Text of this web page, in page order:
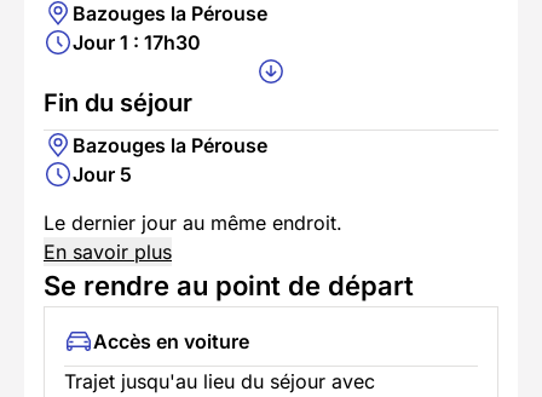
Bazouges la Pérouse
Jour 1 : 17h30
Fin du séjour
Bazouges la Pérouse
Jour 5
Le dernier jour au même endroit.
En savoir plus
Se rendre au point de départ
Accès en voiture
Trajet jusqu'au lieu du séjour avec